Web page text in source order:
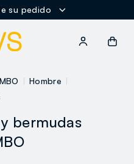
su pedido
Hombre
bermudas